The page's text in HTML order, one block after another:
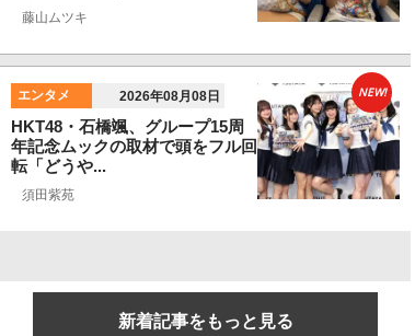
藤山ムツキ
エンタメ 2026年08月08日
HKT48・石橋颯、グループ15周
年記念ムックの取材で頭をフル回
転「どうや...
須田紫苑
NEW!
新着記事をもっと見る